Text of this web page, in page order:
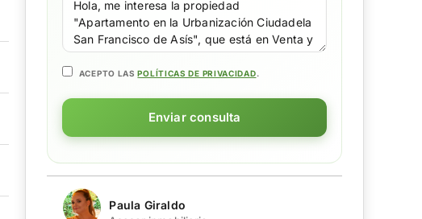
ACEPTO LASPOLÍTICAS DE PRIVACIDAD.
Enviar consulta
Paula Giraldo